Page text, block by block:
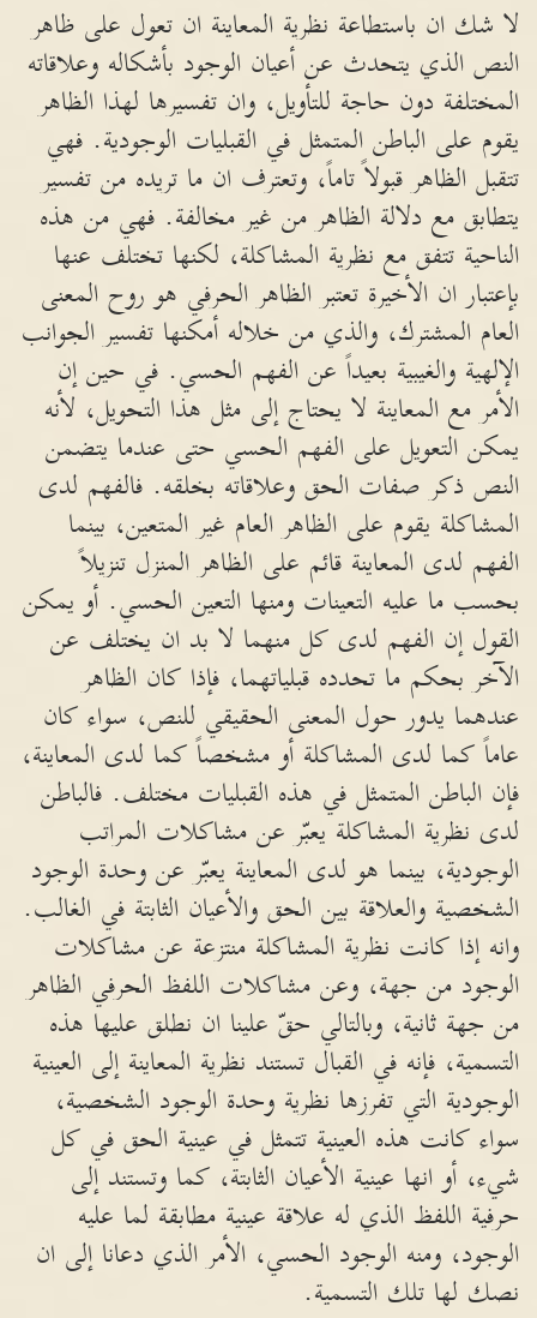
لا شك ان باستطاعة نظرية المعاينة ان تعول على ظاهر
النص الذي يتحدث عن أعيان الوجود بأشكاله وعلاقاته
المختلفة دون حاجة للتأويل، وان تفسيرها لهذا الظاهر
يقوم على الباطن المتمثل في القبليات الوجودية. فهي
تتقبل الظاهر قبولاً تاماً، وتعترف ان ما تريده من تفسير
يتطابق مع دلالة الظاهر من غير مخالفة. فهي من هذه
الناحية تتفق مع نظرية المشاكلة، لكنها تختلف عنها
بإعتبار ان الأخيرة تعتبر الظاهر الحرفي هو روح المعنى
العام المشترك، والذي من خلاله أمكنها تفسير الجوانب
الإلهية والغيبية بعيداً عن الفهم الحسي. في حين إن
الأمر مع المعاينة لا يحتاج إلى مثل هذا التحويل، لأنه
يمكن التعويل على الفهم الحسي حتى عندما يتضمن
النص ذكر صفات الحق وعلاقاته بخلقه. فالفهم لدى
المشاكلة يقوم على الظاهر العام غير المتعين، بينما
الفهم لدى المعاينة قائم على الظاهر المنزل تنزيلاً
بحسب ما عليه التعينات ومنها التعين الحسي. أو يمكن
القول إن الفهم لدى كل منهما لا بد ان يختلف عن
الآخر بحكم ما تحدده قبلياتهما، فإذا كان الظاهر
عندهما يدور حول المعنى الحقيقي للنص، سواء كان
عاماً كما لدى المشاكلة أو مشخصاً كما لدى المعاينة،
فإن الباطن المتمثل في هذه القبليات مختلف. فالباطن
لدى نظرية المشاكلة يعبّر عن مشاكلات المراتب
الوجودية، بينما هو لدى المعاينة يعبّر عن وحدة الوجود
الشخصية والعلاقة بين الحق والأعيان الثابتة في الغالب.
وانه إذا كانت نظرية المشاكلة منتزعة عن مشاكلات
الوجود من جهة، وعن مشاكلات اللفظ الحرفي الظاهر
من جهة ثانية، وبالتالي حقّ علينا ان نطلق عليها هذه
التسمية، فإنه في القبال تستند نظرية المعاينة إلى العينية
الوجودية التي تفرزها نظرية وحدة الوجود الشخصية،
سواء كانت هذه العينية تتمثل في عينية الحق في كل
شيء، أو انها عينية الأعيان الثابتة، كما وتستند إلى
حرفية اللفظ الذي له علاقة عينية مطابقة لما عليه
الوجود، ومنه الوجود الحسي، الأمر الذي دعانا إلى ان
نصك لها تلك التسمية.